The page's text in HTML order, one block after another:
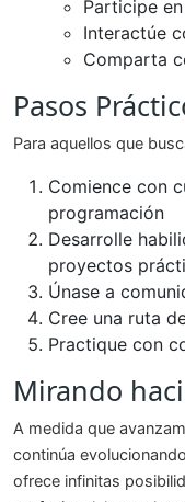
Participe
Interactúe
Comparta
Pasos
Para aquellos que
Comience con
programación
Desarrolle
proyectos
Únase a
Cree una ruta
Practique con
Mirando
A medida que
continúa
ofrece infinitas